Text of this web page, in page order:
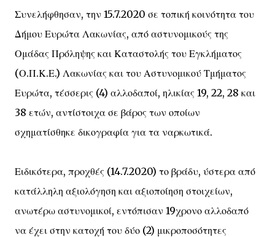
Συνελήφθησαν, την 15.7.2020 σε τοπική κοινότητα του
Δήμου Ευρώτα Λακωνίας, από αστυνομικούς της
Ομάδας Πρόληψης και Καταστολής του Εγκλήματος
(Ο.Π.Κ.Ε.) Λακωνίας και του Αστυνομικού Τμήματος
Ευρώτα, τέσσερις (4) αλλοδαποί, ηλικίας 19, 22, 28 και
38 ετών, αντίστοιχα σε βάρος των οποίων
σχηματίσθηκε δικογραφία για τα ναρκωτικά.
Ειδικότερα, προχθές (14.7.2020) το βράδυ, ύστερα από
κατάλληλη αξιολόγηση και αξιοποίηση στοιχείων,
ανωτέρω αστυνομικοί, εντόπισαν 19χρονο αλλοδαπό
να έχει στην κατοχή του δύο (2) μικροποσότητες